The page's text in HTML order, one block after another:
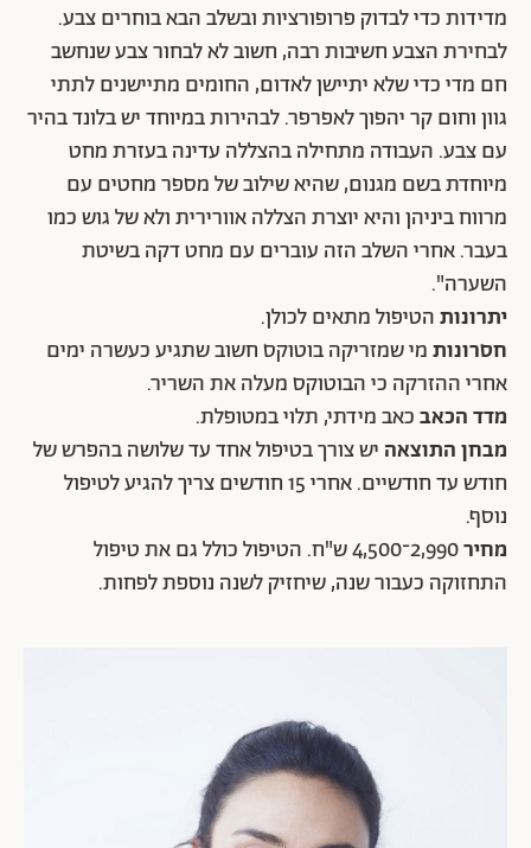
מדידות כדי לבדוק פרופורציות ובשלב הבא בוחרים צבע.
לבחירת הצבע חשיבות רבה, חשוב לא לבחור צבע שנחשב
חם מדי כדי שלא יתיישן לאדום, החומים מתיישנים לתתי
גוון וחום קר יהפוך לאפרפר. לבהירות במיוחד יש בלונד בהיר
עם צבע. העבודה מתחילה בהצללה עדינה בעזרת מחט
מיוחדת בשם מגנום, שהיא שילוב של מספר מחטים עם
מרווח ביניהן והיא יוצרת הצללה אוורירית ולא של גוש כמו
בעבר. אחרי השלב הזה עוברים עם מחט דקה בשיטת
השערה".
יתרונותהטיפול מתאים לכולן.
חסרונותמי שמזריקה בוטוקס חשוב שתגיע כעשרה ימים
אחרי ההזרקה כי הבוטוקס מעלה את השריר.
מדד הכאבכאב מידתי, תלוי במטופלת.
מבחן התוצאה יש צורך בטיפול אחד עד שלושה בהפרש של
חודש עד חודשיים. אחרי 15 חודשים צריך להגיע לטיפול
נוסף.
מחיר
2,990־4,500 ש"ח. הטיפול כולל גם את טיפול
התחזוקה כעבור שנה, שיחזיק לשנה נוספת לפחות.